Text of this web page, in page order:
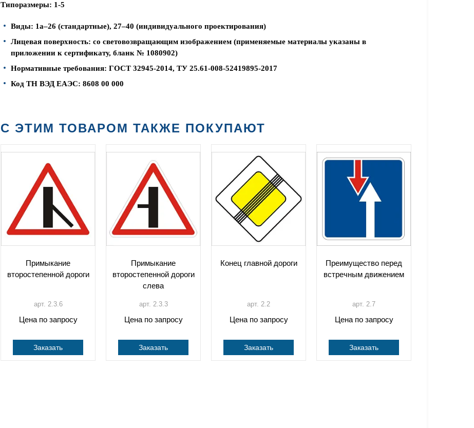
Типоразмеры: 1-5
Виды: 1а–26 (стандартные), 27–40 (индивидуального проектирования)
Лицевая поверхность: со световозвращающим изображением (применяемые материалы указаны в
приложении к сертификату, бланк № 1080902)
Нормативные требования: ГОСТ 32945-2014, ТУ 25.61-008-52419895-2017
Код ТН ВЭД ЕАЭС: 8608 00 000
С ЭТИМ ТОВАРОМ ТАКЖЕ ПОКУПАЮТ
Примыкание
второстепенной дороги
арт. 2.3.6
Цена по запросу
Заказать
Примыкание
второстепенной дороги
слева
арт. 2.3.3
Цена по запросу
Заказать
Конец главной дороги
арт. 2.2
Цена по запросу
Заказать
Преимущество перед
встречным движением
арт. 2.7
Цена по запросу
Заказать